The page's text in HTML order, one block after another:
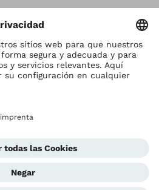
de Ottobock
Conformidad